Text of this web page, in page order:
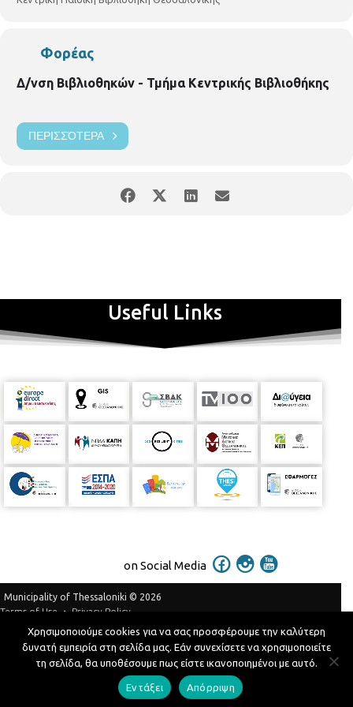
Φορέας
Δ/νση Βιβλιοθηκών - Τμήμα Κεντρικής Βιβλιοθήκης
ΠΕΡΙΣΣΌΤΕΡΑ
Useful Links
on Social Media
Municipality of Thessaloniki © 2026
Terms of Use
Privacy Policy
Telephone Catalog
Developed byMyCompany Projects
Χρησιμοποιούμε cookies για να σας προσφέρουμε την καλύτερη
δυνατή εμπειρία στη σελίδα μας. Εάν συνεχίσετε να χρησιμοποιείτε
τη σελίδα, θα υποθέσουμε πως είστε ικανοποιημένοι με αυτό.
Εντάξει Απόρριψη